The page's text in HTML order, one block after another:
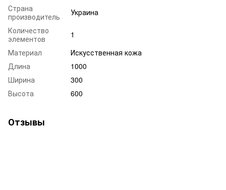
Страна
производитель
Украина
Количество
элементов
1
Материал
Искусственная кожа
Длина
1000
Ширина
300
Высота
600
Отзывы